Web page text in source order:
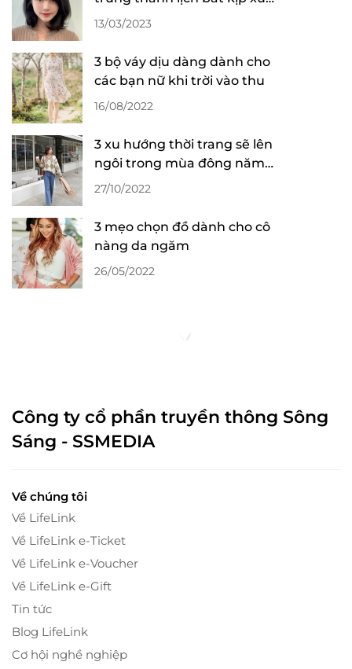
hướng 2023
13/03/2023
3 bộ váy dịu dàng dành cho
các bạn nữ khi trời vào thu
16/08/2022
3 xu hướng thời trang sẽ lên
ngôi trong mùa đông năm
2022
27/10/2022
3 mẹo chọn đồ dành cho cô
nàng da ngăm
26/05/2022
Công ty cổ phần truyền thông Sông
Sáng - SSMEDIA
Về chúng tôi
Về LifeLink
Về LifeLink e-Ticket
Về LifeLink e-Voucher
Về LifeLink e-Gift
Tin tức
Blog LifeLink
Cơ hội nghề nghiệp